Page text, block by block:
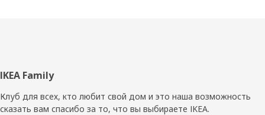
Нижний
колонтитул
IKEA Family
Клуб для всех, кто любит свой дом и это наша возможность
сказать вам спасибо за то, что вы выбираете IKEA.